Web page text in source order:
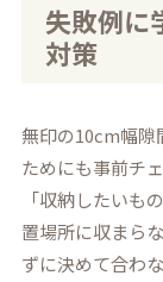
失敗例に
対策
無印の10cm幅隙
ためにも事前チ
「収納したいも
置場所に収まら
ずに決めて合わ